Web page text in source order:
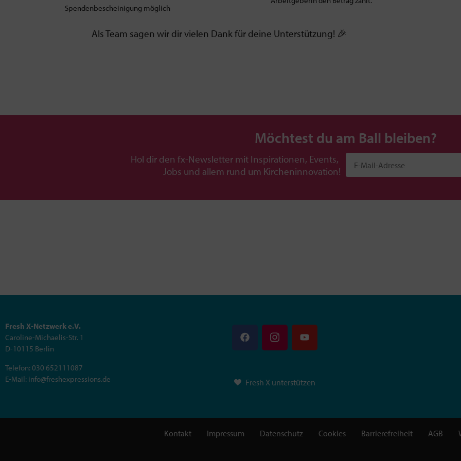
Spendenbescheinigung möglich
Als Team sagen wir dir vielen Dank für deine Unterstützung! 🎉
Möchtest du am Ball bleiben?
Hol dir den fx-Newsletter mit Inspirationen, Events,
Jobs und allem rund um Kircheninnovation!
Fresh X-Netzwerk e.V.
Caroline-Michaelis-Str. 1
D-10115 Berlin
Telefon: 030 652111087
E-Mail: info@freshexpressions.de
Fresh X unterstützen
Kontakt Impressum Datenschutz Cookies Barrierefreiheit AGB